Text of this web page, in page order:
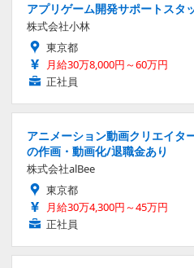
アプリゲーム開発サポートスタ
株式会社小林
東京都
月給30万8,000円～60万円
正社員
アニメーション動画クリエイタ
の作画・動画化/退職金あり
株式会社alBee
東京都
月給30万4,300円～45万円
正社員